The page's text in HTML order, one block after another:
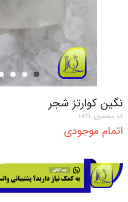
نگین کوارتز شجر
کد محصول: 1425
اتمام موجودی